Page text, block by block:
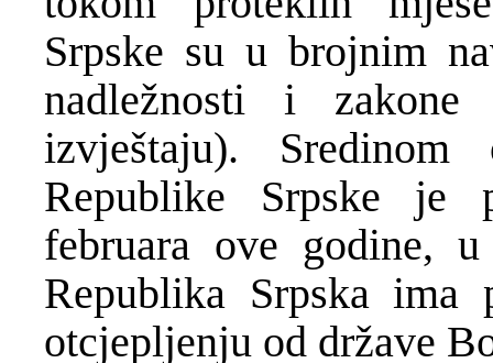
Srpske su u brojnim
nadležnosti i
izvještaju). Sredinom
Republike Srpske je
februara ove godine,
Republika Srpska ima
otcjepljenju od države